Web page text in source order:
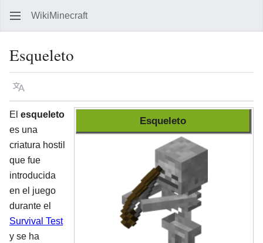
WikiMinecraft
Esqueleto
Idioma
Esqueleto
El esqueleto
es una
criatura hostil
que fue
introducida
en el juego
durante el
Survival Test
y se ha